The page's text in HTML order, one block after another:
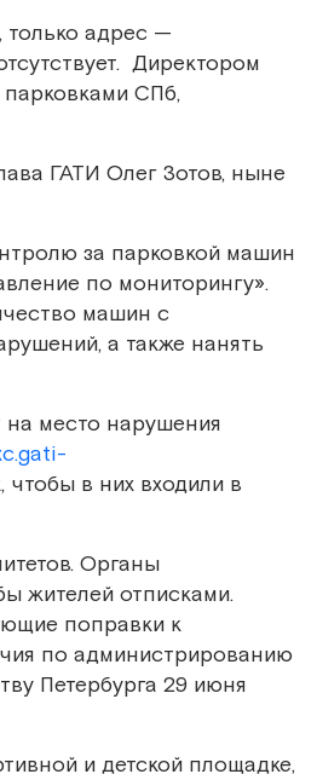
только адрес —
Директором
СПб,
ГАТИ Олег Зотов, ныне
за парковкой машин
по мониторингу».
машин с
а также нанять
место нарушения
в них входили в
Органы
жителей отписками.
поправки к
по администрированию
Петербурга 29 июня
и детской площадке,